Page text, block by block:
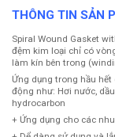
THÔNG TIN SẢN
Spiral Wound Gasket
đệm kim loại chỉ có
làm kín bên trong
Ứng dụng trong hầu
động như: Hơi nước,
hydrocarbon
+ Ứng dụng cho các